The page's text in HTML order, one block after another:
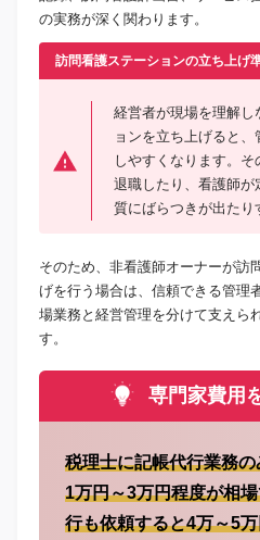
の実務が深く関わります。
訪問看護ステーションの立ち上げ
経営者が現場を理解し
ョンを立ち上げると
しやすくなります。
退職したり、看護師
質にばらつきが出たり
そのため、非看護師オーナーが訪
げを行う場合は、信頼できる管理
場業務と経営管理を分けて支えら
す。
専門家費用
税理士に記帳代行業務
1万円～3万円程度が相
行も依頼すると4万～5